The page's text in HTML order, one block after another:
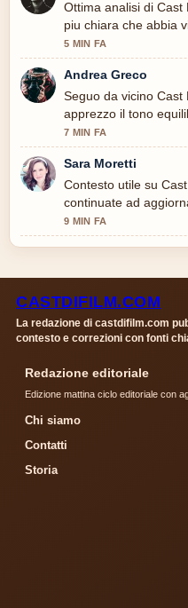
Ottima analisi di Cast
piu chiara che abbia
5 MIN FA
Andrea Greco
Seguo da vicino Cast
apprezzo il tono
7 MIN FA
Sara Moretti
Contesto utile su
continuate ad
9 MIN FA
CASTDIFILM.COM
La redazione di castdifilm.com
contesto e correzioni con fonti
Redazione editoriale
Edizione mattina ciclo editoriale con
Chi siamo
Contatti
Storia